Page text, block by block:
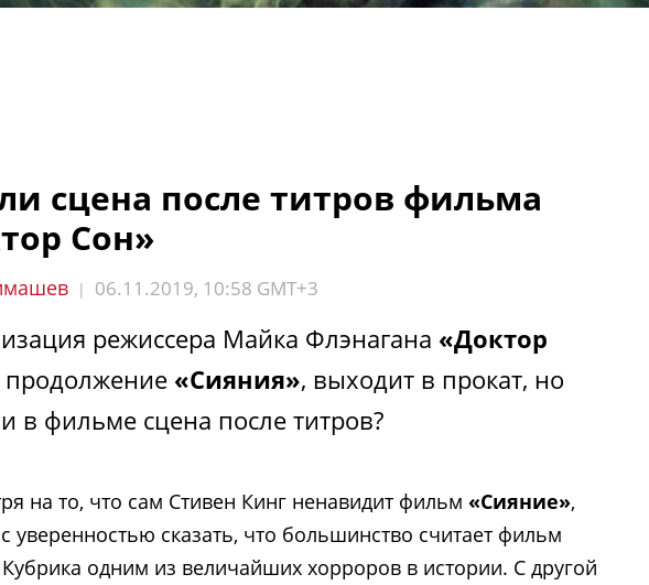
сцена после титров фильма
Сон»
| 06.11.2019, 10:58 GMT+3
режиссера Майка Флэнагана «Доктор
продолжение «Сияния», выходит в прокат, но
в фильме сцена после титров?
на то, что сам Стивен Кинг ненавидит фильм «Сияние»,
уверенностью сказать, что большинство считает фильм
Кубрика одним из величайших хорроров в истории. С другой